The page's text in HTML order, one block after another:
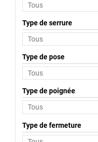
Type de serrure
Type de pose
Type de poignée
Type de fermeture